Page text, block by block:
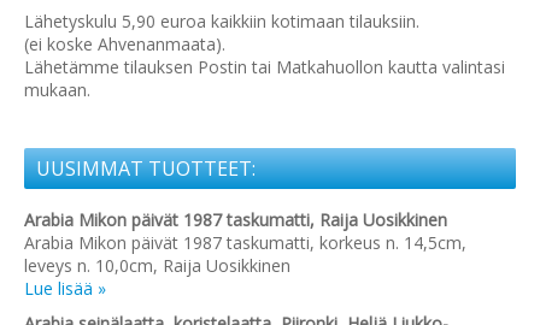
Lähetyskulu 5,90 euroa kaikkiin kotimaan tilauksiin.
(ei koske Ahvenanmaata).
Lähetämme tilauksen Postin tai Matkahuollon kautta valintasi
mukaan.
UUSIMMAT TUOTTEET:
Arabia Mikon päivät 1987 taskumatti, Raija Uosikkinen
Arabia Mikon päivät 1987 taskumatti, korkeus n. 14,5cm,
leveys n. 10,0cm, Raija Uosikkinen
Lue lisää »